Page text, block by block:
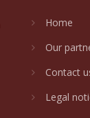
Home
Our
Contact
Legal